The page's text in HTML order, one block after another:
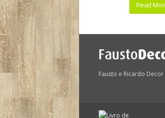
Read
Fausto e Ricardo Decor